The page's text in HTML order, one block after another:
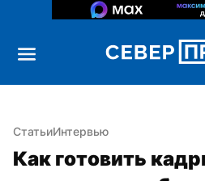
СтатьиИнтервью
Как готовить